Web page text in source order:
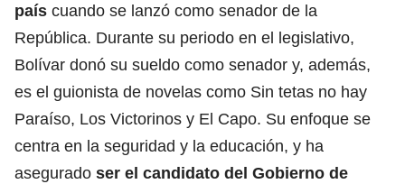
país cuando se lanzó como senador de la
República. Durante su periodo en el legislativo,
Bolívar donó su sueldo como senador y, además,
es el guionista de novelas como Sin tetas no hay
Paraíso, Los Victorinos y El Capo. Su enfoque se
centra en la seguridad y la educación, y ha
asegurado ser el candidato del Gobierno de